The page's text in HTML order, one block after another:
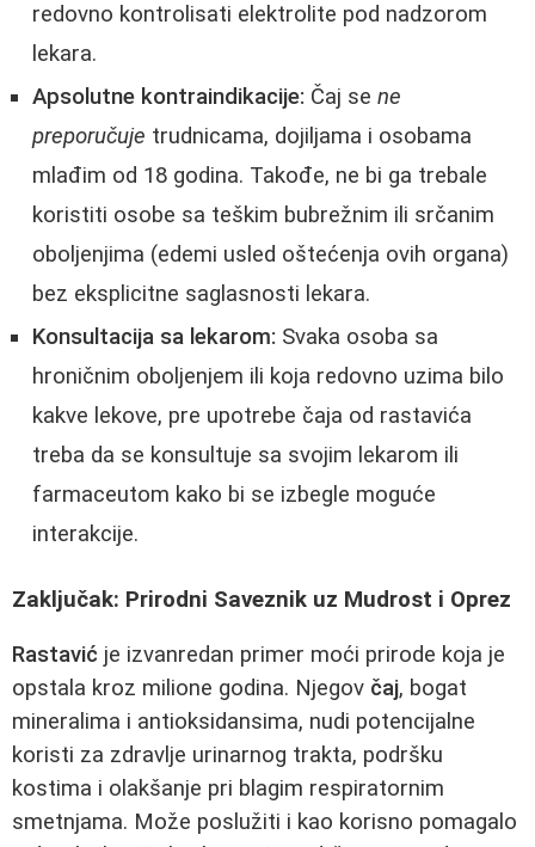
redovno kontrolisati elektrolite pod nadzorom
lekara.
Apsolutne kontraindikacije: Čaj se ne
preporučuje trudnicama, dojiljama i osobama
mlađim od 18 godina. Takođe, ne bi ga trebale
koristiti osobe sa teškim bubrežnim ili srčanim
oboljenjima (edemi usled oštećenja ovih organa)
bez eksplicitne saglasnosti lekara.
Konsultacija sa lekarom: Svaka osoba sa
hroničnim oboljenjem ili koja redovno uzima bilo
kakve lekove, pre upotrebe čaja od rastavića
treba da se konsultuje sa svojim lekarom ili
farmaceutom kako bi se izbegle moguće
interakcije.
Zaključak: Prirodni Saveznik uz Mudrost i Oprez
Rastavić je izvanredan primer moći prirode koja je
opstala kroz milione godina. Njegov čaj, bogat
mineralima i antioksidansima, nudi potencijalne
koristi za zdravlje urinarnog trakta, podršku
kostima i olakšanje pri blagim respiratornim
smetnjama. Može poslužiti i kao korisno pomagalo